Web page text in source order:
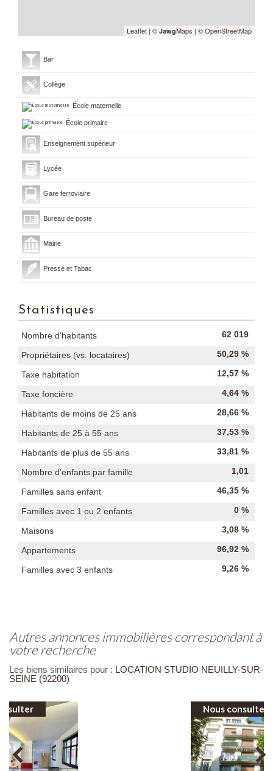
Leaflet | © JawgMaps | © OpenStreetMap
Bar
Collège
École maternelle
École primaire
Enseignement supérieur
Lycée
Gare ferroviaire
Bureau de poste
Mairie
Presse et Tabac
Statistiques
Nombre d'habitants 62 019
Propriétaires (vs. locataires) 50,29 %
Taxe habitation 12,57 %
Taxe foncière 4,64 %
Habitants de moins de 25 ans 28,66 %
Habitants de 25 à 55 ans 37,53 %
Habitants de plus de 55 ans 33,81 %
Nombre d'enfants par famille 1,01
Familles sans enfant 46,35 %
Familles avec 1 ou 2 enfants 0 %
Maisons 3,08 %
Appartements 96,92 %
Familles avec 3 enfants 9,26 %
autres annonces immobilières correspondant à
votre recherche
Les biens similaires pour : LOCATION STUDIO NEUILLY-SUR-
SEINE (92200)